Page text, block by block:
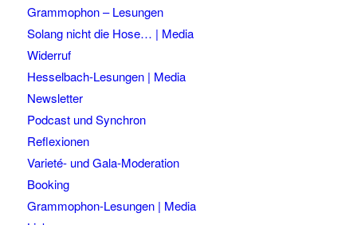
Grammophon – Lesungen
Solang nicht die Hose… | Media
Widerruf
Hesselbach-Lesungen | Media
Newsletter
Podcast und Synchron
Reflexionen
Varieté- und Gala-Moderation
Booking
Grammophon-Lesungen | Media